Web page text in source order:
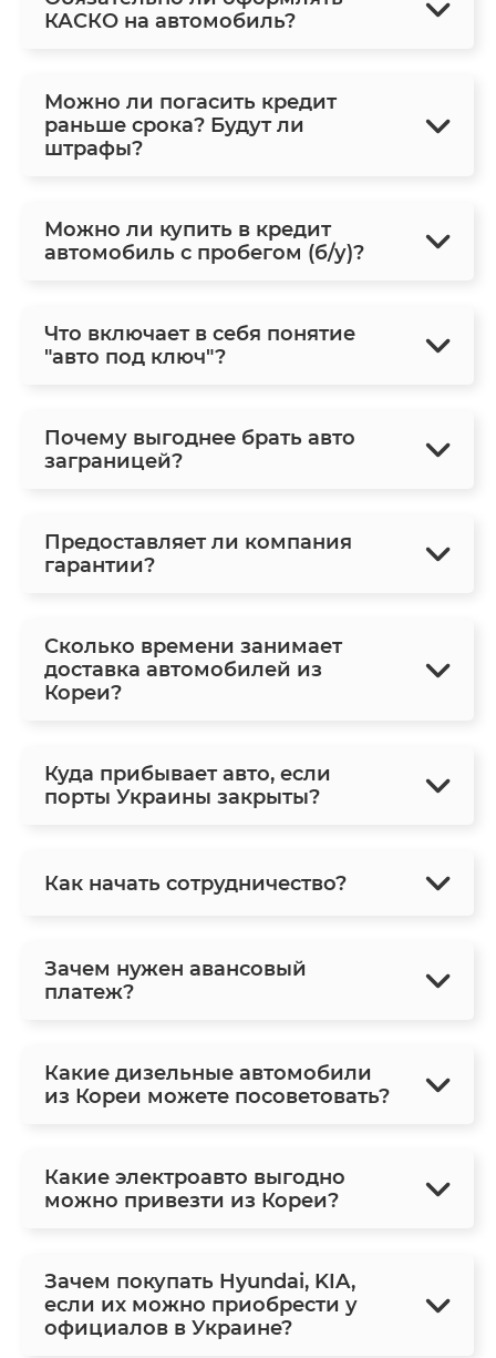
КАСКО на автомобиль?
Можно ли погасить кредит
раньше срока? Будут ли
штрафы?
Можно ли купить в кредит
автомобиль с пробегом (б/у)?
Что включает в себя понятие
"авто под ключ"?
Почему выгоднее брать авто
заграницей?
Предоставляет ли компания
гарантии?
Сколько времени занимает
доставка автомобилей из
Кореи?
Куда прибывает авто, если
порты Украины закрыты?
Как начать сотрудничество?
Зачем нужен авансовый
платеж?
Какие дизельные автомобили
из Кореи можете посоветовать?
Какие электроавто выгодно
можно привезти из Кореи?
Зачем покупать Hyundai, KIA,
если их можно приобрести у
официалов в Украине?